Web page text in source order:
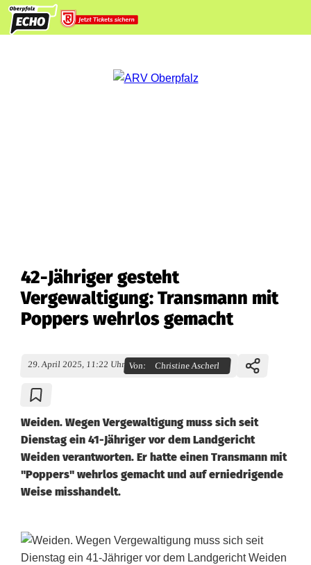
42-Jähriger gesteht
Vergewaltigung: Transmann mit
Poppers wehrlos gemacht
29. April 2025, 11:22 Uhr Von: Christine Ascherl
Weiden. Wegen Vergewaltigung muss sich seit
Dienstag ein 41-Jähriger vor dem Landgericht
Weiden verantworten. Er hatte einen Transmann mit
"Poppers" wehrlos gemacht und auf erniedrigende
Weise misshandelt.